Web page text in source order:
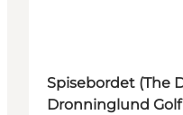
Spisebordet (The
Dronninglund